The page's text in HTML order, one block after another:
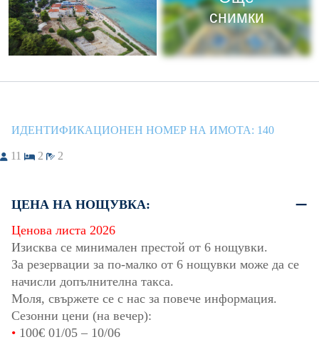
снимки
ИДЕНТИФИКАЦИОНЕН НОМЕР НА ИМОТА: 140
11 2 2
ЦЕНА НА НОЩУВКА:
Ценова листа 2026
Изисква се минимален престой от 6 нощувки.
За резервации за по-малко от 6 нощувки може да се
начисли допълнителна такса.
Моля, свържете се с нас за повече информация.
Сезонни цени (на вечер):
• 100€ 01/05 – 10/06